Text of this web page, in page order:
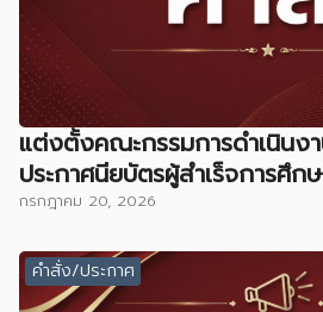
แต่งตั้งคณะกรรมการดำเนินง
ประกาศนียบัตรผู้สำเร็จการศึก
กรกฎาคม 20, 2026
คำสั่ง/ประกาศ